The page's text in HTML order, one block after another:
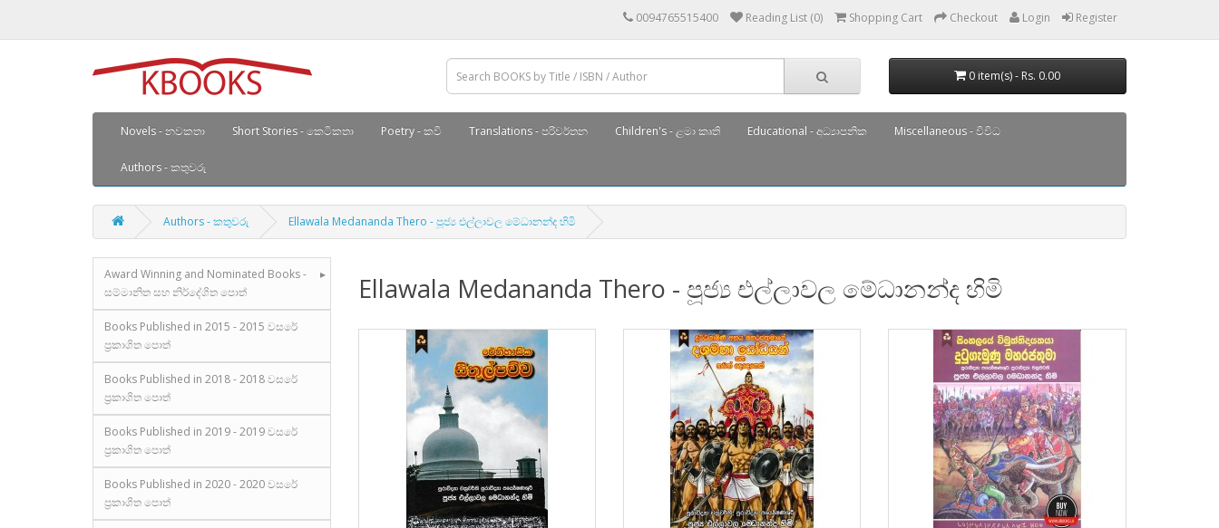
0094765515400 Reading List (0) Shopping Cart Checkout Login Register
0 item(s) - Rs. 0.00
Novels - නවකතා Short Stories - කෙටිකතා Poetry - කවි Translations - පරිවර්තන Children's - ළමා කෘති Educational - අධ්‍යාපනික Miscellaneous - විවිධ
Authors - කතුවරු
Authors - කතුවරු Ellawala Medananda Thero - පූජ්‍ය එල්ලාවල මේධානන්ද හිමි
Award Winning and Nominated Books -
සම්මානිත සහ නිර්දේශිත පොත්
Books Published in 2015 - 2015 වසරේ
ප්‍රකාශිත පොත්
Books Published in 2018 - 2018 වසරේ
ප්‍රකාශිත පොත්
Books Published in 2019 - 2019 වසරේ
ප්‍රකාශිත පොත්
Books Published in 2020 - 2020 වසරේ
ප්‍රකාශිත පොත්
Ellawala Medananda Thero - පූජ්‍ය එල්ලාවල මේධානන්ද හිමි